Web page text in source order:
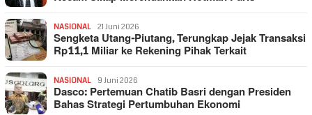
NASIONAL 21 Juni 2026
Sengketa Utang-Piutang, Terungkap Jejak Transaksi
Rp11,1 Miliar ke Rekening Pihak Terkait
NASIONAL 9 Juni 2026
Dasco: Pertemuan Chatib Basri dengan Presiden
Bahas Strategi Pertumbuhan Ekonomi